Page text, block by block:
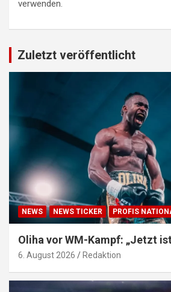
verwenden.
Zuletzt veröffentlicht
NEWS NEWS TICKER PROFIS
Oliha vor WM-Kampf: „Jetzt
6. August 2026 Redaktion